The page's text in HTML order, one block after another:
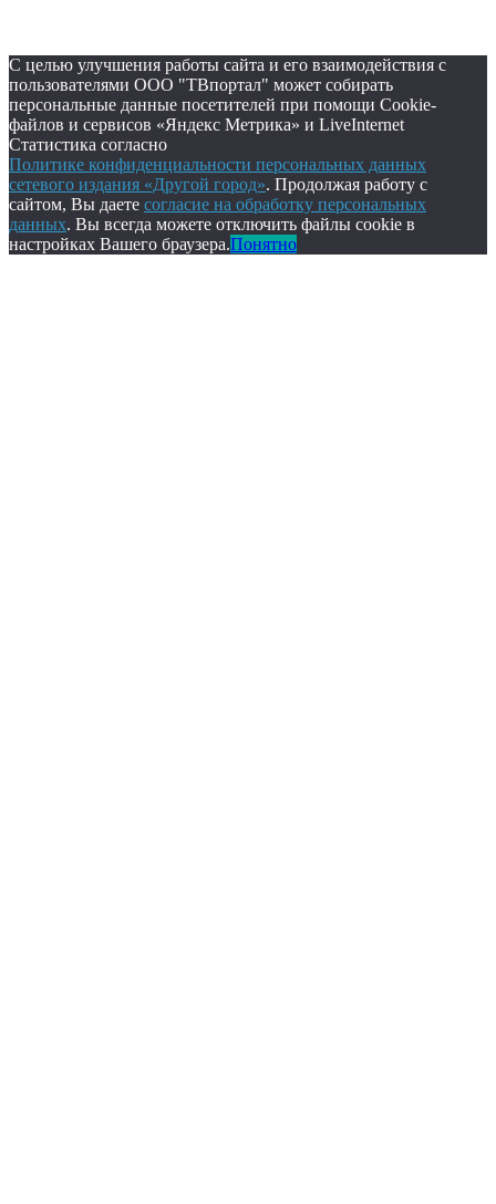
С целью улучшения работы сайта и его взаимодействия с
пользователями ООО "ТВпортал" может собирать
персональные данные посетителей при помощи Cookie-
файлов и сервисов «Яндекс Метрика» и LiveInternet
Статистика согласно
Политике конфиденциальности персональных данных
сетевого издания «Другой город». Продолжая работу с
сайтом, Вы даете согласие на обработку персональных
данных. Вы всегда можете отключить файлы cookie в
настройках Вашего браузера.Понятно